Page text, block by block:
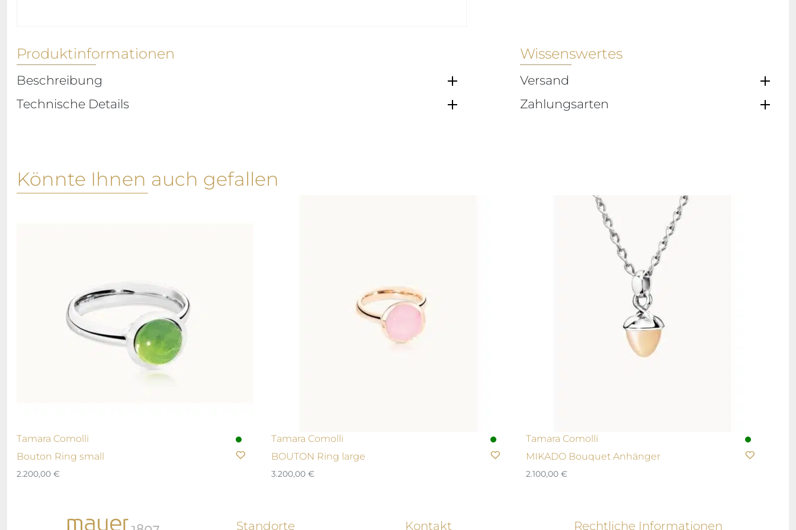
Produktinformationen
Beschreibung
Technische Details
Wissenswertes
Versand
Zahlungsarten
Könnte Ihnen auch gefallen
Tamara Comolli
Bouton Ring small
2.200,00 €
Tamara Comolli
BOUTON Ring large
3.200,00 €
Tamara Comolli
MIKADO Bouquet Anhänger
2.100,00 €
Standorte Kontakt Rechtliche Informationen